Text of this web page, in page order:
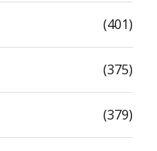
(401)
(375)
(379)